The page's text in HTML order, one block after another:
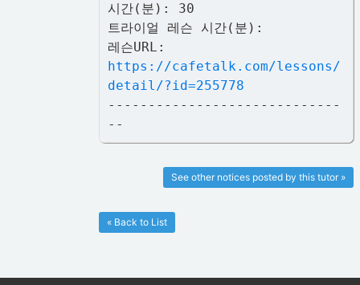
시간(분): 30
트라이얼 레슨 시간(분):
레슨URL:
https://cafetalk.com/lessons/
detail/?id=255778
-----------------------------
--
See other notices posted by this tutor »
« Back to List